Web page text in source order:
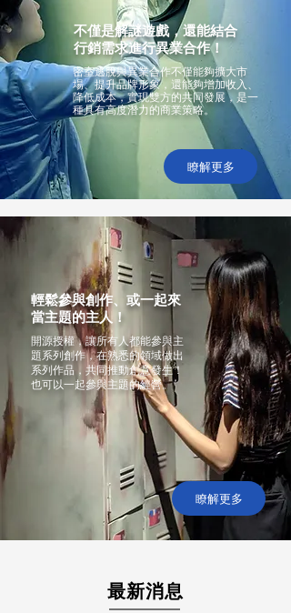
不僅是解謎遊戲，還能結合
行銷需求進行異業合作！
密室逃脫與異業合作不僅能夠擴大市
場、提升品牌形象，還能夠增加收入、
降低成本，實現雙方的共同發展，是一
種具有高度潛力的商業策略。
瞭解更多
輕鬆參與創作、或一起來
當主題的主人！
開源授權，讓所有人都能參與主
題系列創作，在熟悉的領域做出
系列作品，共同推動創意發生！
也可以一起參與主題的經營。
瞭解更多
最新消息